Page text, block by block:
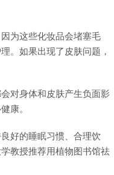
为这些化妆品会堵塞毛
。如果出现了皮肤问题，
对身体和皮肤产生负面影
康。
好的睡眠习惯、合理饮
教授推荐用植物图书馆祛